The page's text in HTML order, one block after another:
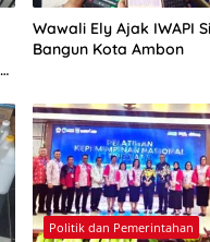
Wawali Ely Ajak IWAPI
Bangun Kota Ambon
Politik dan Pemerintahan